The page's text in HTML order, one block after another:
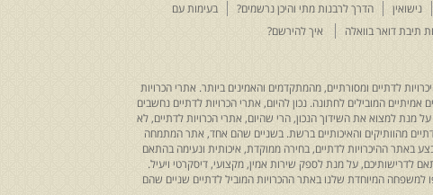
נישואין הדרך לרבנות מתי והיכן נרשמים?
בעימות עם
תיבת דואר בוואלה
איך להירשם?
לדתיים ומסורתיים, מהמתקדמים והאמינים ביותר. אתרי הכרויות
המובילים לחתונה. נכון להיום, אתרי הכרויות לדתיים נחשבים
מנת למצוא את השידוך הנכון, הרי שהיום, אתרי הכרויות לדתיים, לא
מהוותיקים והאיכותיים ברשת. בשניים שהם אחד, אתר המתמחה
באתר ההיכרויות לדתיים, בחירה ממוקדת, איכותית ונעימה בהתאם
על מנת לספק שירות אמין, מקצועי, דיסקרטי ויעיל.
המיוחדת שלנו באתר ההכרויות המוביל לדתיים שניים שהם